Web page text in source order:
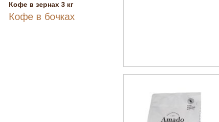
Кофе в зернах 3 кг
Кофе в бочках